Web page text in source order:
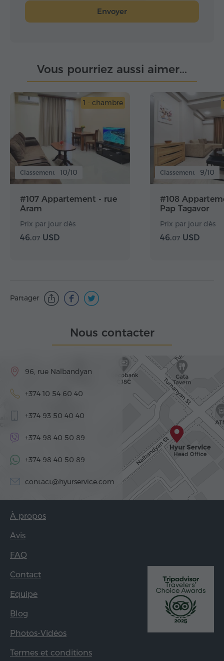
Envoyer
Vous pourriez aussi aimer...
1 - chambre
Classement 10/10
#107 Appartement - rue
Aram
Prix par jour dès
46.07 USD
Classement 9/10
#108
Pap Tagavor
Prix par jour dès
46.07 USD
Partager
Nous contacter
96, rue Nalbandyan
+374 10 54 60 40
+374 93 50 40 40
+374 98 40 50 89
+374 98 40 50 89
contact@hyurservice.com
À propos
Avis
FAQ
Contact
Equipe
Blog
Photos-Vidéos
Termes et conditions